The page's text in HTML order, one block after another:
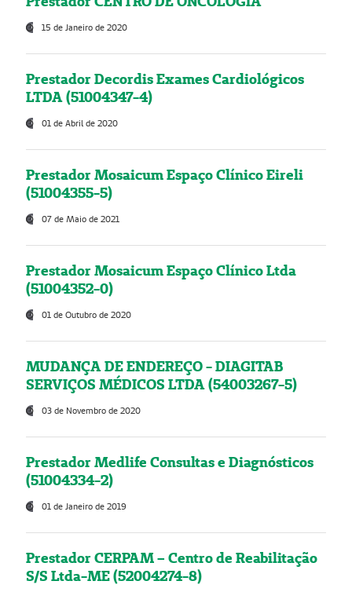
15 de Janeiro de 2020
Prestador Decordis Exames Cardiológicos
LTDA (51004347-4)
01 de Abril de 2020
Prestador Mosaicum Espaço Clínico Eireli
(51004355-5)
07 de Maio de 2021
Prestador Mosaicum Espaço Clínico Ltda
(51004352-0)
01 de Outubro de 2020
MUDANÇA DE ENDEREÇO - DIAGITAB
SERVIÇOS MÉDICOS LTDA (54003267-5)
03 de Novembro de 2020
Prestador Medlife Consultas e Diagnósticos
(51004334-2)
01 de Janeiro de 2019
Prestador CERPAM – Centro de Reabilitação
S/S Ltda-ME (52004274-8)